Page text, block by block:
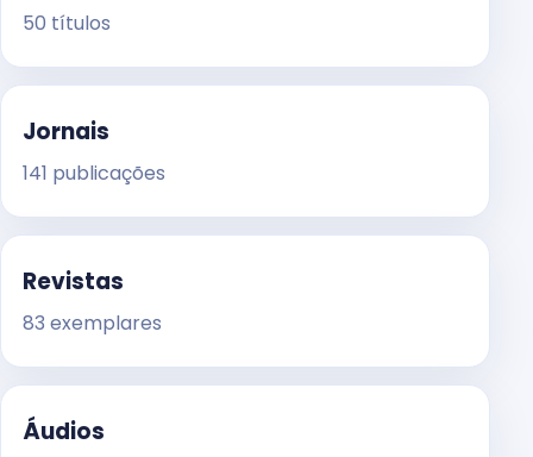
50 títulos
Jornais
141 publicações
Revistas
83 exemplares
Áudios